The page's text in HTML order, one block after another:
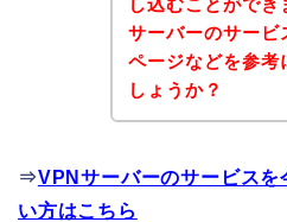
し込むことがで
サーバーのサービ
ページなどを参考
しょうか？
⇒VPNサーバーのサービスを
い方はこちら